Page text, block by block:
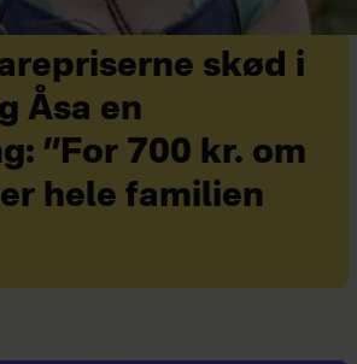
skød i
Åsa en
”For 700 kr. om
hele familien